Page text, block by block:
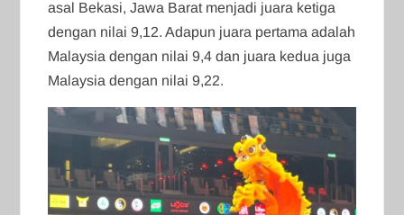
asal Bekasi, Jawa Barat menjadi juara ketiga
dengan nilai 9,12. Adapun juara pertama adalah
Malaysia dengan nilai 9,4 dan juara kedua juga
Malaysia dengan nilai 9,22.